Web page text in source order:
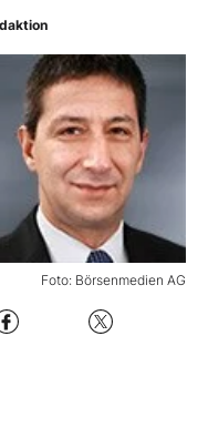
Foto: Börsenmedien AG